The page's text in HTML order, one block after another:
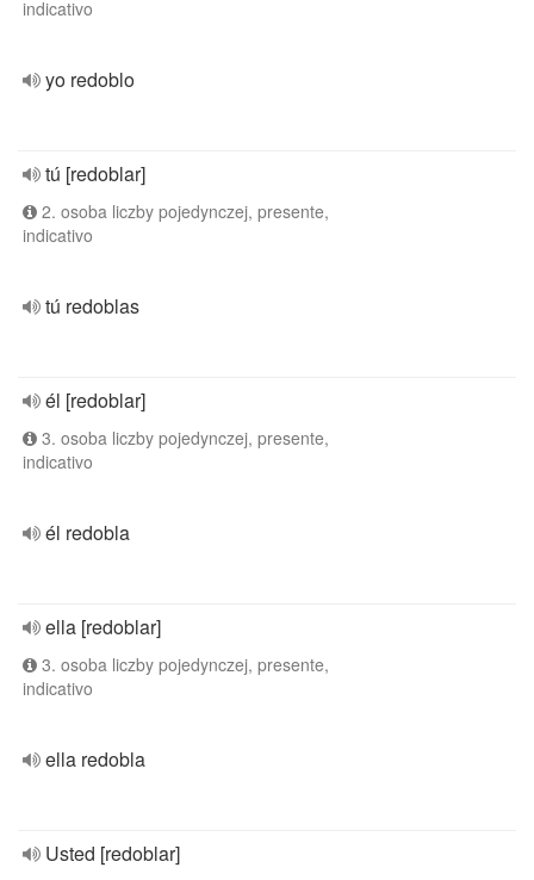
indicativo
yo redoblo
tú [redoblar]
2. osoba liczby pojedynczej, presente,
indicativo
tú redoblas
él [redoblar]
3. osoba liczby pojedynczej, presente,
indicativo
él redobla
ella [redoblar]
3. osoba liczby pojedynczej, presente,
indicativo
ella redobla
Usted [redoblar]